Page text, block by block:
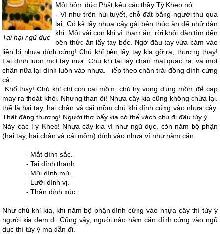
Tai hại ngũ dục
Một hôm đức Phật kêu các thầy Tỳ Kheo nói:
- Ví như trên núi tuyết, chỗ đất bằng người thú qua
lại. Có kẻ lấy nhựa cây gài bên thức ăn để nhử đàn
khỉ. Một vài con khỉ vì tham ăn, rời khỏi đàn tìm đến
bên thức ăn lấy tay bốc. Ngờ đâu tay vừa bám vào
liền bị nhựa dính cứng! Chú khỉ bèn lấy tay kia gỡ ra, thương thay!
Lại dính luôn một tay nữa. Chú khỉ lại lấy chân mặt quào ra, và một
chân nữa lại dính luôn vào nhựa. Tiếp theo chân trái đồng dính cứng
cả.
Khổ thay! Chú khỉ chỉ còn cái mồm, chú hy vọng dùng mồm để cạp
may ra thoát khỏi. Nhưng than ôi! Nhựa cây kia cũng không chừa lại.
thế là hai tay, hai chân và cái mồm chú khỉ dính cứng vào nhựa cây.
Thật đáng thương! Người thợ bẩy kia có thể xách chú đi đâu tùy ý.
Này các Tỳ Kheo! Nhựa cây kia ví như ngũ dục, còn năm bộ phận
(hai tay, hai chân và cái mồm) dính vào nhựa ví như năm căn.
- Mắt dính sắc.
- Tai dính thanh.
- Mũi dính mùi.
- Lưỡi dính vị.
- Thân dính xúc.
Như chú khỉ kia, khi năm bộ phận dính cứng vào nhựa cây thì tùy ý
người kia đem đi. Cũng vậy, người nào năm căn dính cứng vào ngũ
dục thì tùy ý ma dẫn đi.